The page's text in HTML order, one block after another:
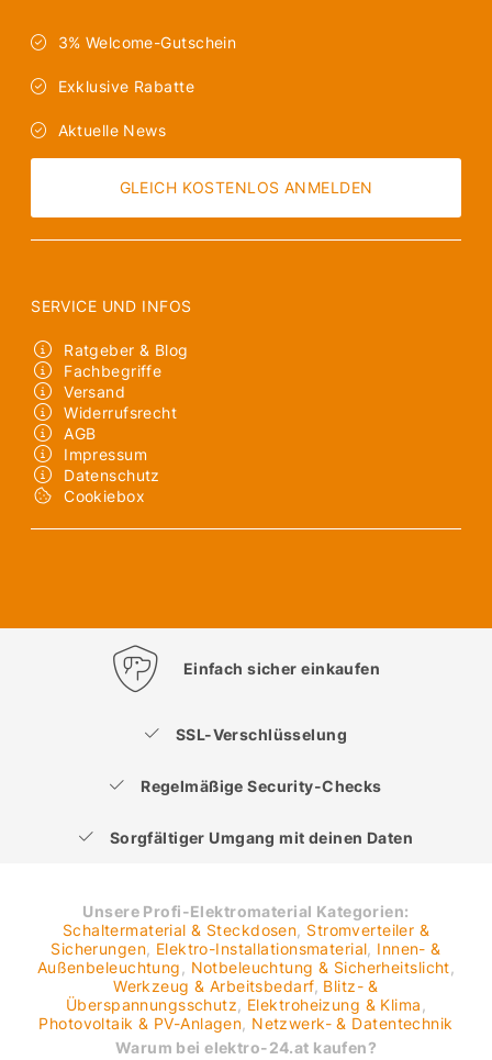
3% Welcome-Gutschein
Exklusive Rabatte
Aktuelle News
GLEICH KOSTENLOS ANMELDEN
SERVICE UND INFOS
Ratgeber & Blog
Fachbegriffe
Versand
Widerrufsrecht
AGB
Impressum
Datenschutz
Cookiebox
Einfach sicher einkaufen
SSL-Verschlüsselung
Regelmäßige Security-Checks
Sorgfältiger Umgang mit deinen Daten
Unsere Profi-Elektromaterial Kategorien:
Schaltermaterial & Steckdosen Stromverteiler &
Sicherungen Elektro-Installationsmaterial Innen- &
Außenbeleuchtung
Notbeleuchtung & Sicherheitslicht
Werkzeug & Arbeitsbedarf, Blitz- &
Überspannungsschutz
Elektroheizung & Klima
Photovoltaik & PV-Anlagen Netzwerk- & Datentechnik
Warum bei elektro-24.at kaufen?